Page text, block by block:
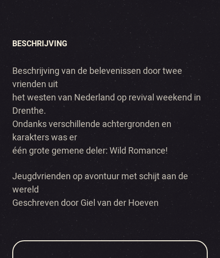
BESCHRIJVING
Beschrijving van de belevenissen door twee
vrienden uit
het westen van Nederland op revival weekend in
Drenthe.
Ondanks verschillende achtergronden en
karakters was er
één grote gemene deler: Wild Romance!
Jeugdvrienden op avontuur met schijt aan de
wereld
Geschreven door Giel van der Hoeven